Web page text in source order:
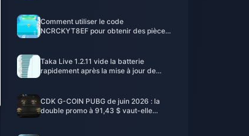
Comment utiliser le code
NCRCKYT8EF pour obtenir des pièces
Taka Live 1.2.11 vide la batterie
rapidement après la mise à jour de
CDK G-COIN PUBG de juin 2026 : la
double promo à 91,43 $ vaut-elle